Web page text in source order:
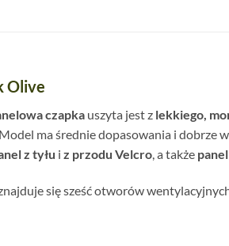
Olive
czapka uszyta jest z lekkiego,
ma średnie dopasowania i dobrze
z tyłu i z przodu Velcro, a także
się sześć otworów